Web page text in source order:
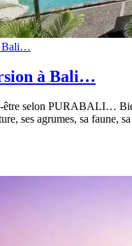
Bali…
à Bali…
être selon PURABALI…
ses agrumes, sa faune,